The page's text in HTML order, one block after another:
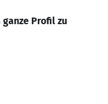
ganze Profil zu